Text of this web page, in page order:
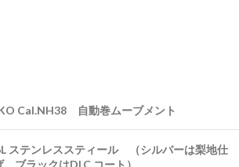
Cal.NH38 自動巻ムーブメント
ステンレススティール （シルバーは梨地仕
、ブラックはDLC コート）